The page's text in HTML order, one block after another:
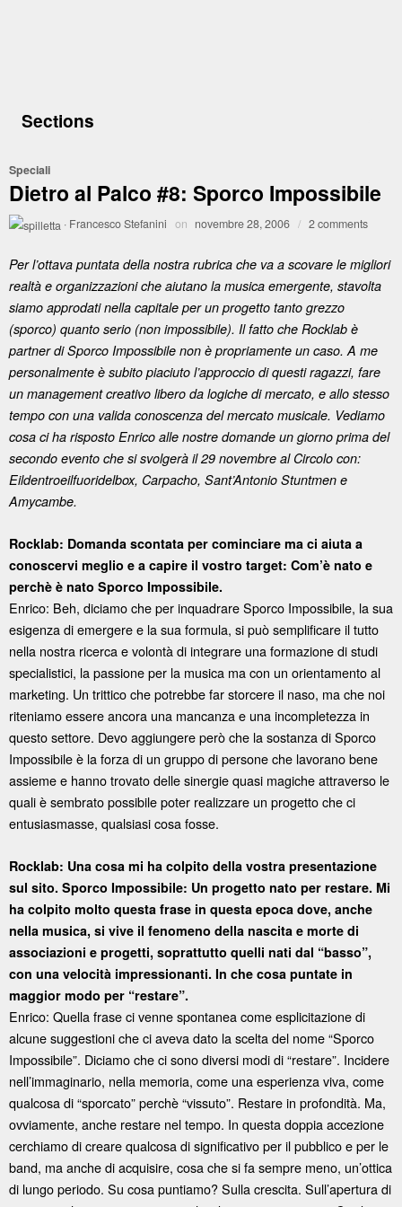
Sections
Speciali
Dietro al Palco #8: Sporco Impossibile
· Francesco Stefanini on novembre 28, 2006 / 2 comments
Per l’ottava puntata della nostra rubrica che va a scovare le migliori
realtà e organizzazioni che aiutano la musica emergente, stavolta
siamo approdati nella capitale per un progetto tanto grezzo
(sporco) quanto serio (non impossibile). Il fatto che Rocklab è
partner di Sporco Impossibile non è propriamente un caso. A me
personalmente è subito piaciuto l’approccio di questi ragazzi, fare
un management creativo libero da logiche di mercato, e allo stesso
tempo con una valida conoscenza del mercato musicale. Vediamo
cosa ci ha risposto Enrico alle nostre domande un giorno prima del
secondo evento che si svolgerà il 29 novembre al Circolo con:
Eildentroeilfuoridelbox, Carpacho, Sant’Antonio Stuntmen e
Amycambe.
Rocklab: Domanda scontata per cominciare ma ci aiuta a
conoscervi meglio e a capire il vostro target: Com’è nato e
perchè è nato Sporco Impossibile.
Enrico: Beh, diciamo che per inquadrare Sporco Impossibile, la sua
esigenza di emergere e la sua formula, si può semplificare il tutto
nella nostra ricerca e volontà di integrare una formazione di studi
specialistici, la passione per la musica ma con un orientamento al
marketing. Un trittico che potrebbe far storcere il naso, ma che noi
riteniamo essere ancora una mancanza e una incompletezza in
questo settore. Devo aggiungere però che la sostanza di Sporco
Impossibile è la forza di un gruppo di persone che lavorano bene
assieme e hanno trovato delle sinergie quasi magiche attraverso le
quali è sembrato possibile poter realizzare un progetto che ci
entusiasmasse, qualsiasi cosa fosse.
Rocklab: Una cosa mi ha colpito della vostra presentazione
sul sito. Sporco Impossibile: Un progetto nato per restare. Mi
ha colpito molto questa frase in questa epoca dove, anche
nella musica, si vive il fenomeno della nascita e morte di
associazioni e progetti, soprattutto quelli nati dal “basso”,
con una velocità impressionanti. In che cosa puntate in
maggior modo per “restare”.
Enrico: Quella frase ci venne spontanea come esplicitazione di
alcune suggestioni che ci aveva dato la scelta del nome “Sporco
Impossibile”. Diciamo che ci sono diversi modi di “restare”. Incidere
nell’immaginario, nella memoria, come una esperienza viva, come
qualcosa di “sporcato” perchè “vissuto”. Restare in profondità. Ma,
ovviamente, anche restare nel tempo. In questa doppia accezione
cerchiamo di creare qualcosa di significativo per il pubblico e per le
band, ma anche di acquisire, cosa che si fa sempre meno, un’ottica
di lungo periodo. Su cosa puntiamo? Sulla crescita. Sull’apertura di